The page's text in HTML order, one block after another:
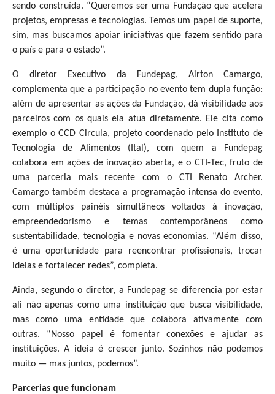
sendo construída. “Queremos ser uma Fundação que acelera
projetos, empresas e tecnologias. Temos um papel de suporte,
sim, mas buscamos apoiar iniciativas que fazem sentido para
o país e para o estado”.
O diretor Executivo da Fundepag, Airton Camargo,
complementa que a participação no evento tem dupla função:
além de apresentar as ações da Fundação, dá visibilidade aos
parceiros com os quais ela atua diretamente. Ele cita como
exemplo o CCD Circula, projeto coordenado pelo Instituto de
Tecnologia de Alimentos (Ital), com quem a Fundepag
colabora em ações de inovação aberta, e o CTI-Tec, fruto de
uma parceria mais recente com o CTI Renato Archer.
Camargo também destaca a programação intensa do evento,
com múltiplos painéis simultâneos voltados à inovação,
empreendedorismo e temas contemporâneos como
sustentabilidade, tecnologia e novas economias. “Além disso,
é uma oportunidade para reencontrar profissionais, trocar
ideias e fortalecer redes”, completa.
Ainda, segundo o diretor, a Fundepag se diferencia por estar
ali não apenas como uma instituição que busca visibilidade,
mas como uma entidade que colabora ativamente com
outras. “Nosso papel é fomentar conexões e ajudar as
instituições. A ideia é crescer junto. Sozinhos não podemos
muito — mas juntos, podemos”.
Parcerias que funcionam